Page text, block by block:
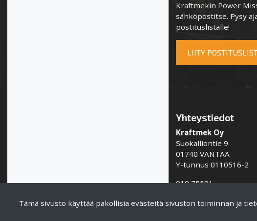
Tämä sivusto käyttää pakollisia evästeitä sivuston toiminnan ja
Kraftmekin Power
sähköpostitse. Pysy
postituslistalle!
LIITY
Yhteystiedot
Kraftmek Oy
Suokalliontie 9
01740 VANTAA
Y-tunnus 0110516-2
010 75501
www.kraftmek.com